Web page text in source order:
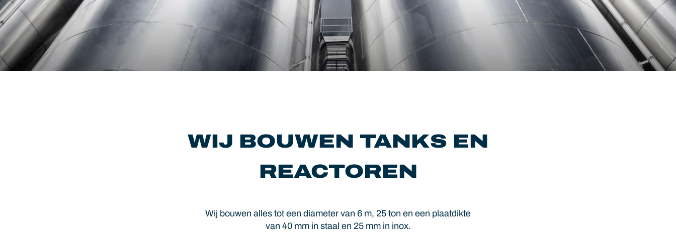
WIJ BOUWEN TANKS EN
REACTOREN
Wij bouwen alles tot een diameter van 6 m, 25 ton en een plaatdikte
van 40 mm in staal en 25 mm in inox.